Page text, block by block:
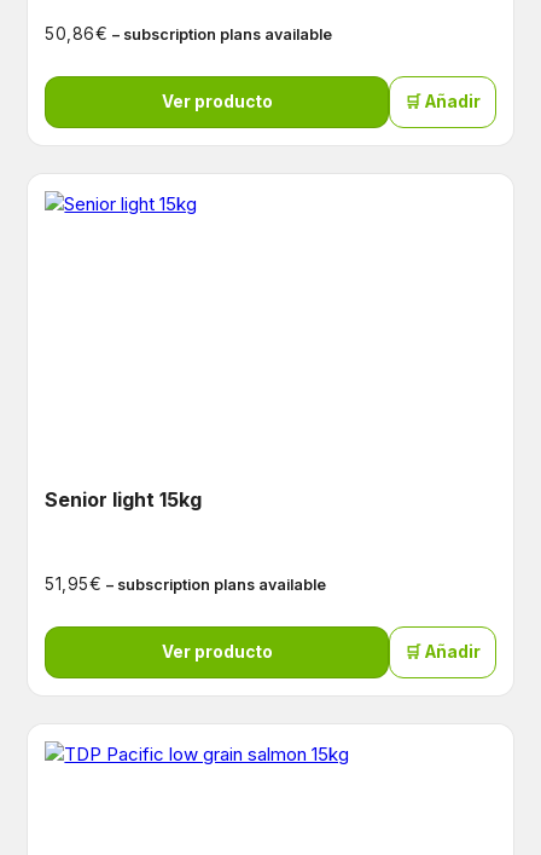
50,86€ – subscription plans available
Ver producto 🛒 Añadir
Senior light 15kg
51,95€ – subscription plans available
Ver producto 🛒 Añadir